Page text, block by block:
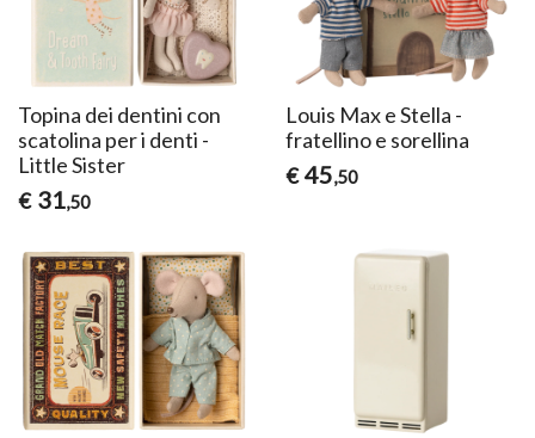
Topina dei dentini con
scatolina per i denti -
Little Sister
€ 31,50
Louis Max e Stella -
fratellino e sorellina
€ 45,50